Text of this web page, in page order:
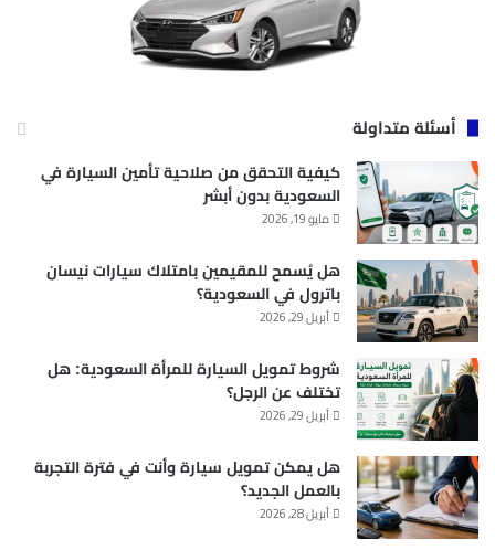
أسئلة متداولة
كيفية التحقق من صلاحية تأمين السيارة في
السعودية بدون أبشر
مايو 19, 2026
هل يُسمح للمقيمين بامتلاك سيارات نيسان
باترول في السعودية؟
أبريل 29, 2026
شروط تمويل السيارة للمرأة السعودية: هل
تختلف عن الرجل؟
أبريل 29, 2026
هل يمكن تمويل سيارة وأنت في فترة التجربة
بالعمل الجديد؟
أبريل 28, 2026